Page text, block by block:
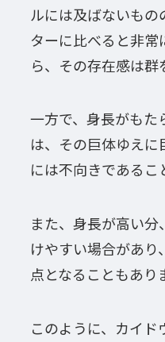
ルには及ばないも
ターに比べると非
ら、その存在感は群
一方で、身長がもた
は、その巨体ゆえ
には不向きであるこ
また、身長が高い
けやすい場合があ
点となることもあり
このように、カイ